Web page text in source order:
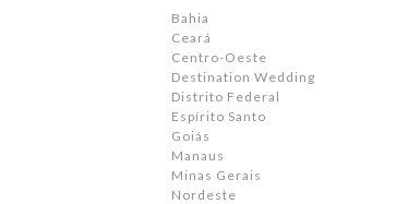
Bahia
Ceará
Centro-Oeste
Destination Wedding
Distrito Federal
Espírito Santo
Goiás
Manaus
Minas Gerais
Nordeste